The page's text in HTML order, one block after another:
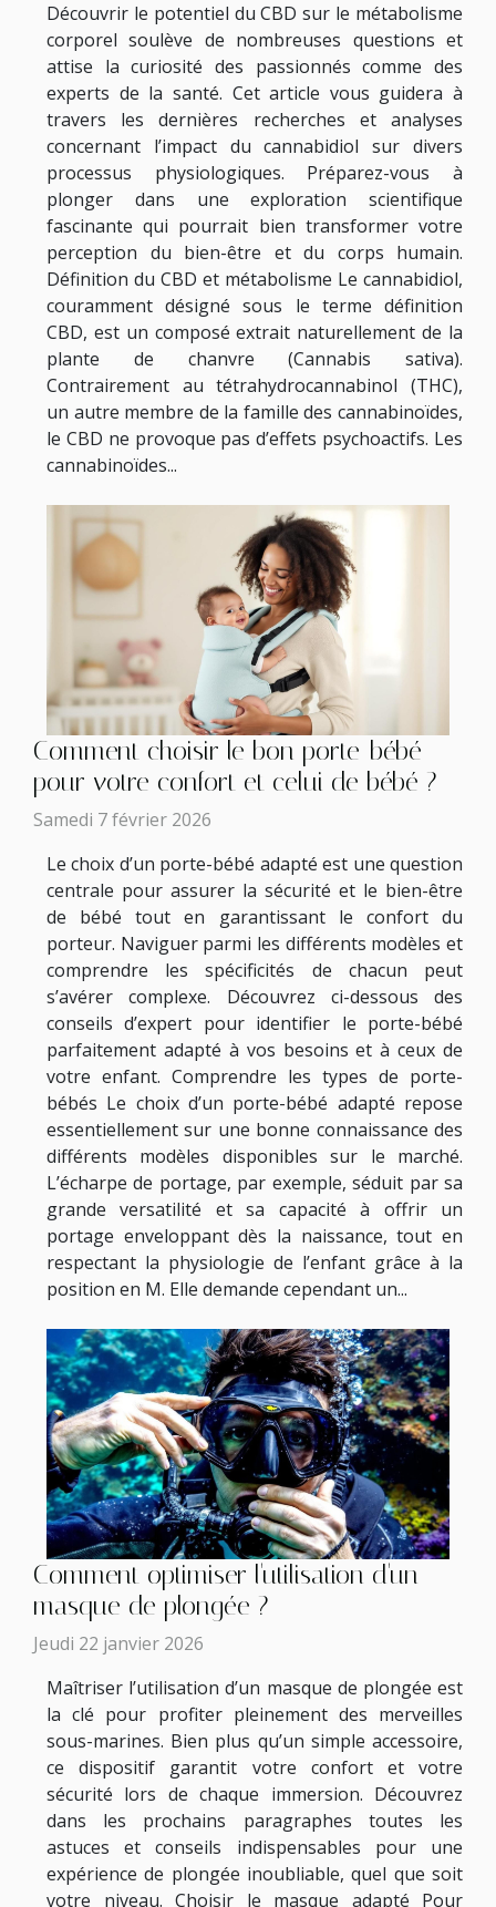
Découvrir le potentiel du CBD sur le métabolisme
corporel soulève de nombreuses questions et
attise la curiosité des passionnés comme des
experts de la santé. Cet article vous guidera à
travers les dernières recherches et analyses
concernant l’impact du cannabidiol sur divers
processus physiologiques. Préparez-vous à
plonger dans une exploration scientifique
fascinante qui pourrait bien transformer votre
perception du bien-être et du corps humain.
Définition du CBD et métabolisme Le cannabidiol,
couramment désigné sous le terme définition
CBD, est un composé extrait naturellement de la
plante de chanvre (Cannabis sativa).
Contrairement au tétrahydrocannabinol (THC),
un autre membre de la famille des cannabinoïdes,
le CBD ne provoque pas d’effets psychoactifs. Les
cannabinoïdes...
Comment choisir le bon porte-bébé
pour votre confort et celui de bébé ?
Samedi 7 février 2026
Le choix d’un porte-bébé adapté est une question
centrale pour assurer la sécurité et le bien-être
de bébé tout en garantissant le confort du
porteur. Naviguer parmi les différents modèles et
comprendre les spécificités de chacun peut
s’avérer complexe. Découvrez ci-dessous des
conseils d’expert pour identifier le porte-bébé
parfaitement adapté à vos besoins et à ceux de
votre enfant. Comprendre les types de porte-
bébés Le choix d’un porte-bébé adapté repose
essentiellement sur une bonne connaissance des
différents modèles disponibles sur le marché.
L’écharpe de portage, par exemple, séduit par sa
grande versatilité et sa capacité à offrir un
portage enveloppant dès la naissance, tout en
respectant la physiologie de l’enfant grâce à la
position en M. Elle demande cependant un...
Comment optimiser l'utilisation d'un
masque de plongée ?
Jeudi 22 janvier 2026
Maîtriser l’utilisation d’un masque de plongée est
la clé pour profiter pleinement des merveilles
sous-marines. Bien plus qu’un simple accessoire,
ce dispositif garantit votre confort et votre
sécurité lors de chaque immersion. Découvrez
dans les prochains paragraphes toutes les
astuces et conseils indispensables pour une
expérience de plongée inoubliable, quel que soit
votre niveau. Choisir le masque adapté Pour